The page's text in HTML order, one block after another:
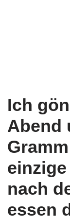
Ich
Abend
nach
essen